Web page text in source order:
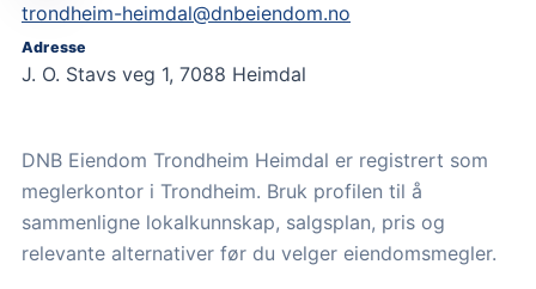
trondheim-heimdal@dnbeiendom.no
Adresse
J. O. Stavs veg 1, 7088 Heimdal
DNB Eiendom Trondheim Heimdal er registrert som
meglerkontor i Trondheim. Bruk profilen til å
sammenligne lokalkunnskap, salgsplan, pris og
relevante alternativer før du velger eiendomsmegler.